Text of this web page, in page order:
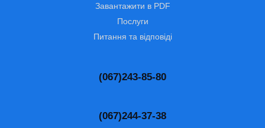
Завантажити в PDF
Послуги
Питання та відповіді
(067)243-85-80
(067)244-37-38